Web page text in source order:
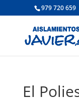
979 720 659
El